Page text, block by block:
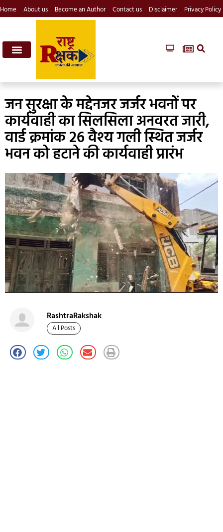
Home About us Become an Author Contact us Disclaimer Privacy Policy
जन सुरक्षा के मद्देनजर जर्जर भवनों पर
कार्यवाही का सिलसिला अनवरत जारी,
वार्ड क्रमांक 26 वैश्य गली स्थित जर्जर
भवन को हटाने की कार्यवाही प्रारंभ
RashtraRakshak
All Posts